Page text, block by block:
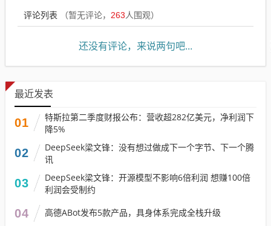
评论列表 （暂无评论， 263人围观）
还没有评论，来说两句吧...
最近发表
01
特斯拉第二季度财报公布：营收超282亿美元，净利润下
降5%
02
DeepSeek梁文锋：没有想过做成下一个字节、下一个腾
讯
03
DeepSeek梁文锋：开源模型不影响6倍利润 想赚100倍
利润会受制约
04 高德ABot发布5款产品，具身体系完成全栈升级